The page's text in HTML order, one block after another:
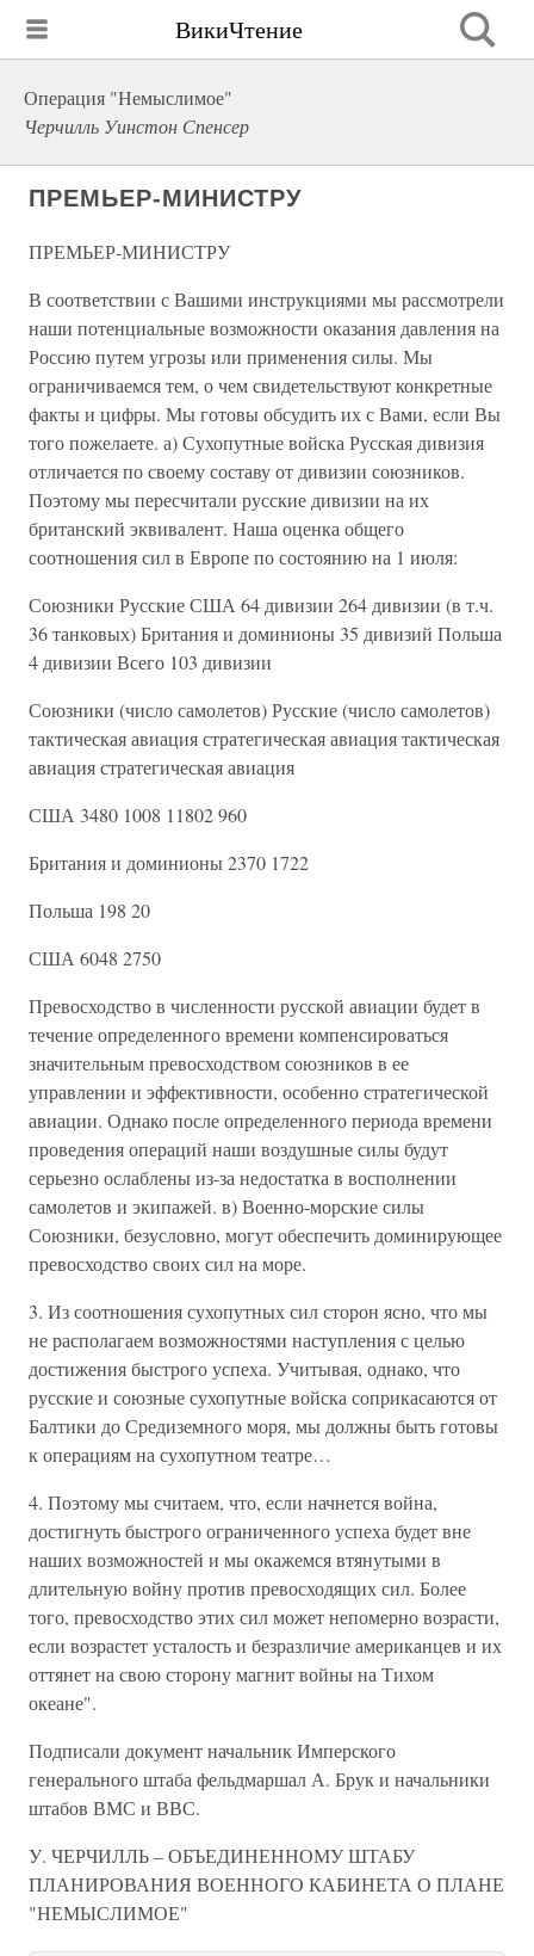
ВикиЧтение
Операция "Немыслимое"
Черчилль Уинстон Спенсер
ПРЕМЬЕР-МИНИСТРУ
ПРЕМЬЕР-МИНИСТРУ
В соответствии с Вашими инструкциями мы рассмотрели
наши потенциальные возможности оказания давления на
Россию путем угрозы или применения силы. Мы
ограничиваемся тем, о чем свидетельствуют конкретные
факты и цифры. Мы готовы обсудить их с Вами, если Вы
того пожелаете. а) Сухопутные войска Русская дивизия
отличается по своему составу от дивизии союзников.
Поэтому мы пересчитали русские дивизии на их
британский эквивалент. Наша оценка общего
соотношения сил в Европе по состоянию на 1 июля:
Союзники Русские США 64 дивизии 264 дивизии (в т.ч.
36 танковых) Британия и доминионы 35 дивизий Польша
4 дивизии Всего 103 дивизии
Союзники (число самолетов) Русские (число самолетов)
тактическая авиация стратегическая авиация тактическая
авиация стратегическая авиация
США 3480 1008 11802 960
Британия и доминионы 2370 1722
Польша 198 20
США 6048 2750
Превосходство в численности русской авиации будет в
течение определенного времени компенсироваться
значительным превосходством союзников в ее
управлении и эффективности, особенно стратегической
авиации. Однако после определенного периода времени
проведения операций наши воздушные силы будут
серьезно ослаблены из-за недостатка в восполнении
самолетов и экипажей. в) Военно-морские силы
Союзники, безусловно, могут обеспечить доминирующее
превосходство своих сил на море.
3. Из соотношения сухопутных сил сторон ясно, что мы
не располагаем возможностями наступления с целью
достижения быстрого успеха. Учитывая, однако, что
русские и союзные сухопутные войска соприкасаются от
Балтики до Средиземного моря, мы должны быть готовы
к операциям на сухопутном театре…
4. Поэтому мы считаем, что, если начнется война,
достигнуть быстрого ограниченного успеха будет вне
наших возможностей и мы окажемся втянутыми в
длительную войну против превосходящих сил. Более
того, превосходство этих сил может непомерно возрасти,
если возрастет усталость и безразличие американцев и их
оттянет на свою сторону магнит войны на Тихом
океане".
Подписали документ начальник Имперского
генерального штаба фельдмаршал А. Брук и начальники
штабов ВМС и ВВС.
У. ЧЕРЧИЛЛЬ – ОБЪЕДИНЕННОМУ ШТАБУ
ПЛАНИРОВАНИЯ ВОЕННОГО КАБИНЕТА О ПЛАНЕ
"НЕМЫСЛИМОЕ"